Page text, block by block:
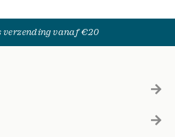
verzending vanaf €20